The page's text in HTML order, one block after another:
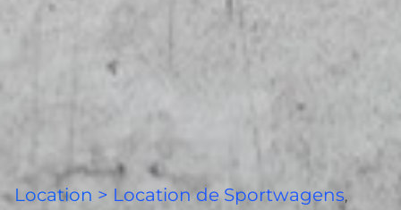
Location > Location de Sportwagens,